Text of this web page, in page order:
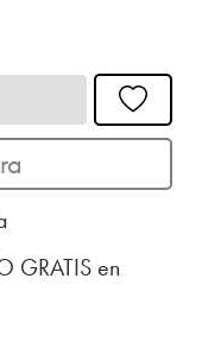
GRATIS en